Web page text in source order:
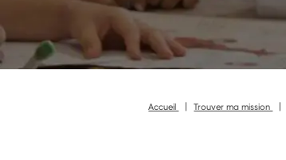
Accueil Trouver ma mission